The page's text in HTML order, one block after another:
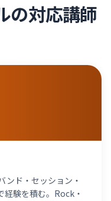
の対応講師
ンド・セッション・
経験を積む。Rock・